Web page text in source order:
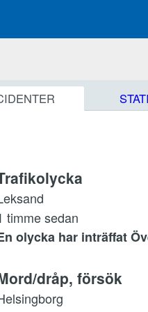
timme sedan
olycka har inträffat
dråp, försök